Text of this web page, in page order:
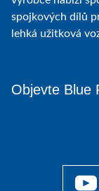
spojkových dílů
lehká užitková
Objevte Blue